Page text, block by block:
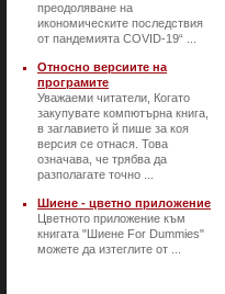
преодоляване на
икономическите последствия
от пандемията COVID-19“ ...
Относно версиите на
програмите
Уважаеми читатели, Когато
закупувате компютърна книга,
в заглавието й пише за коя
версия се отнася. Това
означава, че трябва да
разполагате точно ...
Шиене - цветно приложение
Цветното приложение към
книгата "Шиене For Dummies"
можете да изтеглите от ...